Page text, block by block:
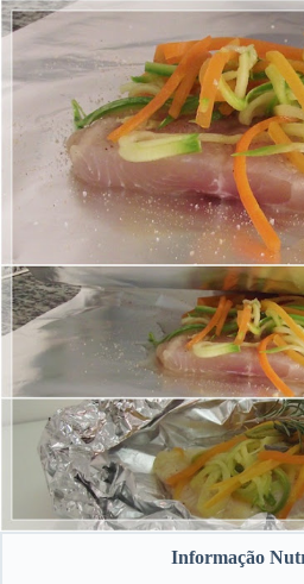
Informação